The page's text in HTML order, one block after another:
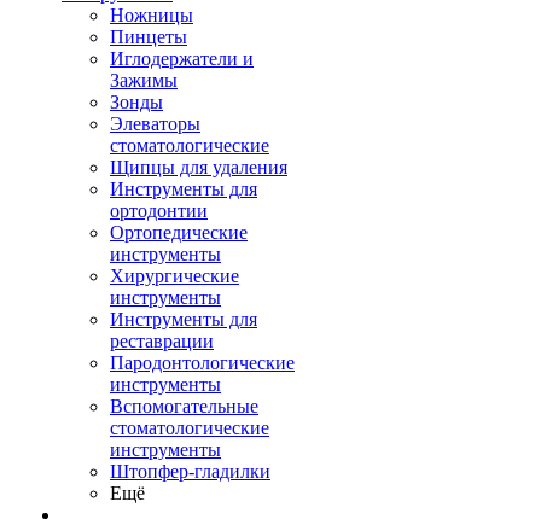
Ножницы
Пинцеты
Иглодержатели и
Зажимы
Зонды
Элеваторы
стоматологические
Щипцы для удаления
Инструменты для
ортодонтии
Ортопедические
инструменты
Хирургические
инструменты
Инструменты для
реставрации
Пародонтологические
инструменты
Вспомогательные
стоматологические
инструменты
Штопфер-гладилки
Ещё